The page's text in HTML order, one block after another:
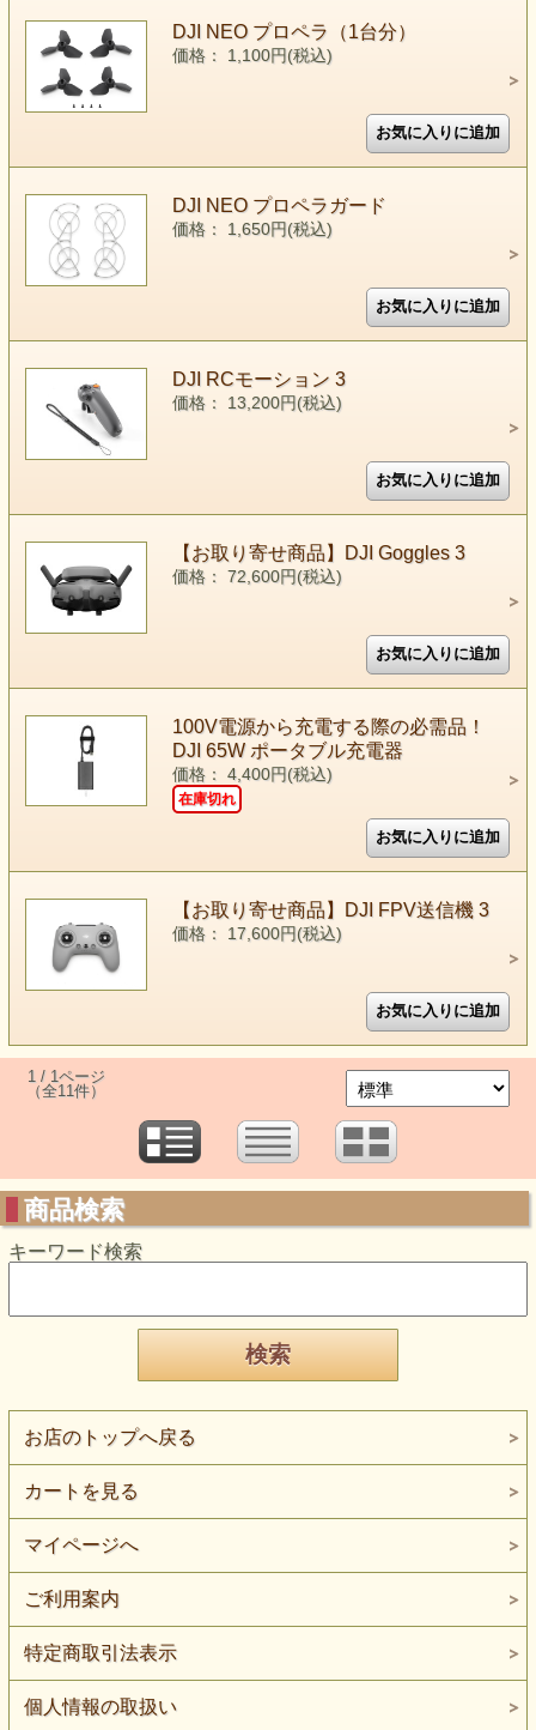
DJI NEO プロペラ（1台分）
価格： 1,100円(税込)
DJI NEO プロペラガード
価格： 1,650円(税込)
DJI RCモーション 3
価格： 13,200円(税込)
【お取り寄せ商品】DJI Goggles 3
価格： 72,600円(税込)
100V電源から充電する際の必需品！
DJI 65W ポータブル充電器
価格： 4,400円(税込)
在庫切れ
【お取り寄せ商品】DJI FPV送信機 3
価格： 17,600円(税込)
1 / 1ページ
（全11件）
商品検索
キーワード検索
お店のトップへ戻る
カートを見る
マイページへ
ご利用案内
特定商取引法表示
個人情報の取扱い